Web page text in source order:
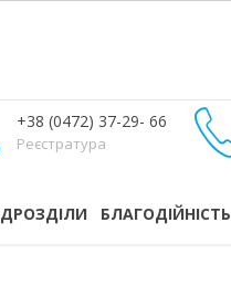
+38 (0472) 37-29- 66
Реєстратура
БЛАГОДІЙНІСТЬ